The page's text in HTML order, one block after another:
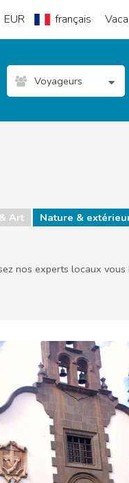
EUR français
Voyageurs
Art Nature &
nos experts locaux
Sports & aventure